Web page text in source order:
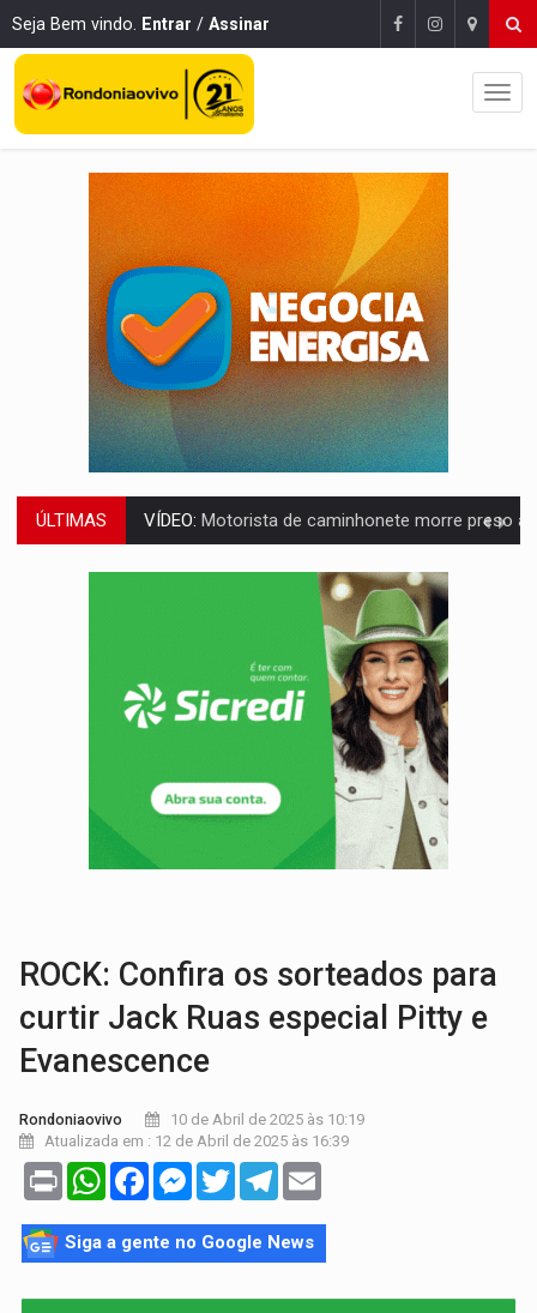
Seja Bem vindo. Entrar / Assinar
ÚLTIMAS LAZER:Seis lugares gratuitos para aproveitar o fim de semana
VÍDEO:FTICCO e Força Tática prendem membro do CV com arma e drogas
Prefeitura fortalece parceria com a APAE para ampliar ações
Exército testa inovações no combate a drones durante
TEMAS SOCIOAMBIENTAIS:Em Itapuã do Oeste, CINEMAZÔNIA leva cinema
Interior de Rondônia terá sábado (8) de calor
INFRAESTRUTURA: Após quase 30 anos de espera, asfalto chega ao
A ILHA: Coreografia de Rondônia estreia na programação do Festival de
ROCK: Confira os sorteados para
curtir Jack Ruas especial Pitty e
Evanescence
Rondoniaovivo
10 de Abril de 2025 às 10:19
Atualizada em : 12 de Abril de 2025 às 16:39
Print WhatsAppFacebookMessenger
TwitterTelegram
Siga a gente no Google News